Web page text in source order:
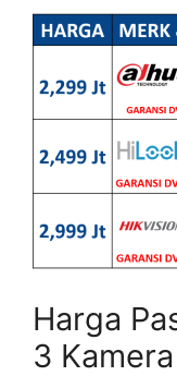
Harga
3 Kamera